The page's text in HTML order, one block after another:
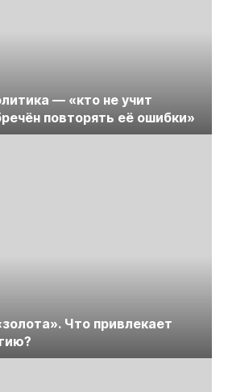
— «кто не учит
повторять её ошибки»
Что привлекает